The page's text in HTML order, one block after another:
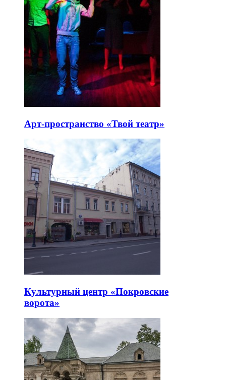
Арт-пространство «Твой театр»
Культурный центр «Покровские
ворота»